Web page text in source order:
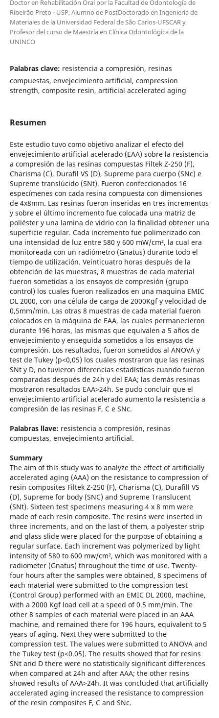
Doctor en Rehabilitación Oral por la Facultad de Odontología de
Ribeirão Preto - USP, Alumno de PostDoctorado en Ingeniería de
Materiales de la Universidad Federal de São Carlos-UFSCAR y
Profesor del curso de Maestría en Clínica Odontológica de la
UNINCO
Palabras clave: resistencia a compresión, resinas
compuestas, envejecimiento artificial, compression
strength, composite resin, artificial accelerated aging
Resumen
Este estudio tuvo como objetivo analizar el efecto del
envejecimiento artificial acelerado (EAA) sobre la resistencia
a compresión de las resinas compuestas Filtek Z-250 (F),
Charisma (C), Durafil VS (D), Supreme para cuerpo (SNc) e
Supreme translúcido (SNt). Fueron confeccionados 16
especímenes con cada resina compuesta con dimensiones
de 4x8mm. Las resinas fueron inseridas en tres incrementos
y sobre el último incremento fue colocada una matriz de
poliéster y una lamina de vidrio con la finalidad obtener una
superficie regular. Cada incremento fue polimerizado con
una intensidad de luz entre 580 y 600 mW/cm², la cual era
monitoreada con un radiómetro (Gnatus) durante todo el
tiempo de utilización. Veinticuatro horas después de la
obtención de las muestras, 8 muestras de cada material
fueron sometidas a los ensayos de compresión (grupo
control) los cuales fueron realizados en una maquina EMIC
DL 2000, con una célula de carga de 2000Kgf y velocidad de
0,5mm/min. Las otras 8 muestras de cada material fueron
colocados en la máquina de EAA, las cuales permanecieron
durante 196 horas, las mismas que equivalen a 5 años de
envejecimiento y enseguida sometidos a los ensayos de
compresión. Los resultados, fueron sometidos al ANOVA y
test de Tukey (p<0,05) los cuales mostraron que las resinas
SNt y D, no tuvieron diferencias estadísticas cuando fueron
comparadas después de 24h y del EAA; las demás resinas
mostraron resultados EAA>24h. Se pudo concluir que el
envejecimiento artificial acelerado aumento la resistencia a
compresión de las resinas F, C e SNc.
Palabras llave: resistencia a compresión, resinas
compuestas, envejecimiento artificial.
Summary
The aim of this study was to analyze the effect of artificially
accelerated aging (AAA) on the resistance to compression of
resin composites Filtek Z-250 (F), Charisma (C), Durafill VS
(D), Supreme for body (SNC) and Supreme Translucent
(SNt). Sixteen test specimens measuring 4 x 8 mm were
made of each resin composite. The resins were inserted in
three increments, and on the last of them, a polyester strip
and glass slide were placed for the purpose of obtaining a
regular surface. Each increment was polymerized by light
intensity of 580 to 600 mw/cm², which was monitored with a
radiometer (Gnatus) throughout the time of use. Twenty-
four hours after the samples were obtained, 8 specimens of
each material were submitted to the compression test
(Control Group) performed with an EMIC DL 2000, machine,
with a 2000 Kgf load cell at a speed of 0.5 mm/min. The
other 8 samples of each material were placed in an AAA
machine, and remained there for 196 hours, equivalent to 5
years of aging. Next they were submitted to the
compression test. The values were submitted to ANOVA and
the Tukey test (p<0.05). The results showed that for resins
SNt and D there were no statistically significant differences
when compared at 24h and after AAA; the other resins
showed results of AAA>24h. It was concluded that artificially
accelerated aging increased the resistance to compression
of the resin composites F, C and SNc.